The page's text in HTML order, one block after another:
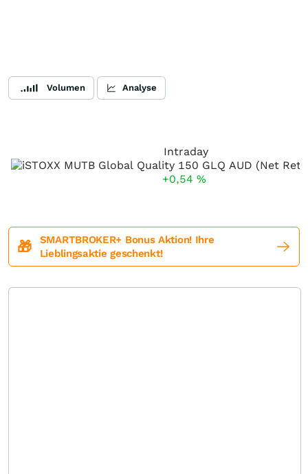
Volumen Analyse
Intraday
+0,54 %
🎁
SMARTBROKER+ Bonus Aktion! Ihre
Lieblingsaktie geschenkt!